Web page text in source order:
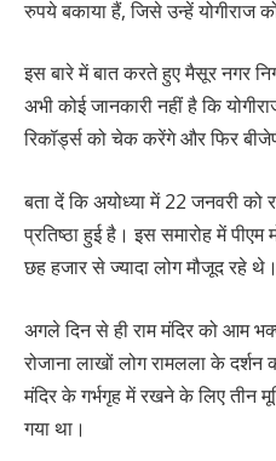
रुपये बकाया हैं, जिसे उन्हें योगीराज
इस बारे में बात करते हुए मैसूर नगर
अभी कोई जानकारी नहीं है कि
रिकॉर्ड्स को चेक करेंगे और फिर
बता दें कि अयोध्या में 22 जनवरी को
प्रतिष्ठा हुई है। इस समारोह में
छह हजार से ज्यादा लोग मौजूद रहे थे।
अगले दिन से ही राम मंदिर को आम
रोजाना लाखों लोग रामलला के
मंदिर के गर्भगृह में रखने के लिए तीन
गया था।